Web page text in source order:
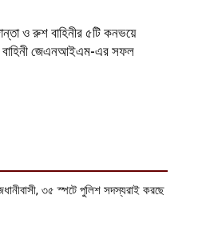
ও রুশ বাহিনীর ৫টি কনভয়ে
বাহিনী জেএনআইএম-এর সফল
৩৫ স্পটে পুলিশ সদস্যরাই করছে